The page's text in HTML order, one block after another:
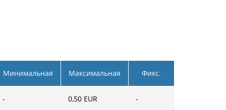
Минимальная Максимальная Фикс.
- 0,50 EUR -